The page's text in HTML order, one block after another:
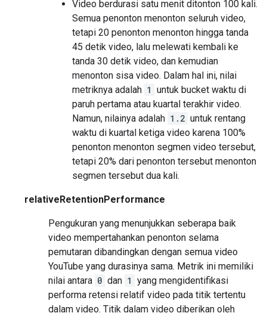
Video berdurasi satu menit ditonton 100 kali.
Semua penonton menonton seluruh video,
tetapi 20 penonton menonton hingga tanda
45 detik video, lalu melewati kembali ke
tanda 30 detik video, dan kemudian
menonton sisa video. Dalam hal ini, nilai
metriknya adalah 1 untuk bucket waktu di
paruh pertama atau kuartal terakhir video.
Namun, nilainya adalah 1.2 untuk rentang
waktu di kuartal ketiga video karena 100%
penonton menonton segmen video tersebut,
tetapi 20% dari penonton tersebut menonton
segmen tersebut dua kali.
relativeRetentionPerformance
Pengukuran yang menunjukkan seberapa baik
video mempertahankan penonton selama
pemutaran dibandingkan dengan semua video
YouTube yang durasinya sama. Metrik ini memiliki
nilai antara 0 dan 1 yang mengidentifikasi
performa retensi relatif video pada titik tertentu
dalam video. Titik dalam video diberikan oleh